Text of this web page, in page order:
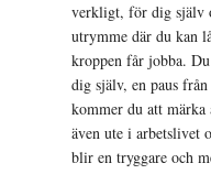
verkligt, för dig själv
utrymme där du kan
kroppen får jobba.
dig själv, en paus
kommer du att
även ute i arbetslivet
blir en tryggare och